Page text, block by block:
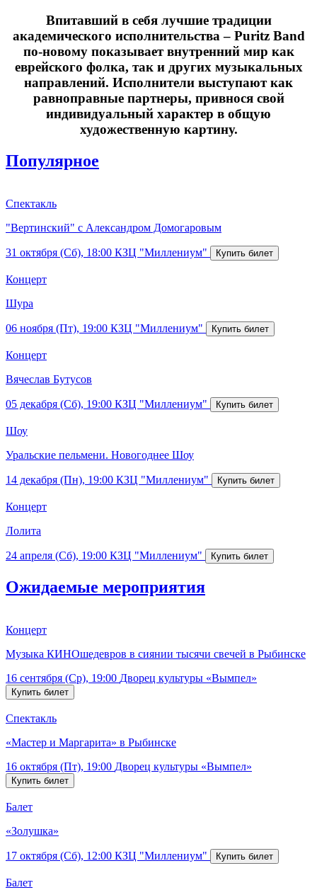
Впитавший в себя лучшие традиции
академического исполнительства – Puritz Band
по-новому показывает внутренний мир как
еврейского фолка, так и других музыкальных
направлений. Исполнители выступают как
равноправные партнеры, привнося свой
индивидуальный характер в общую
художественную картину.
Популярное
Спектакль
"Вертинский" с Александром Домогаровым
31 октября (Сб), 18:00 КЗЦ "Миллениум"
Концерт
Шура
06 ноября (Пт), 19:00 КЗЦ "Миллениум"
Концерт
Вячеслав Бутусов
05 декабря (Сб), 19:00 КЗЦ "Миллениум"
Шоу
Уральские пельмени. Новогоднее Шоу
14 декабря (Пн), 19:00 КЗЦ "Миллениум"
Концерт
Лолита
24 апреля (Сб), 19:00 КЗЦ "Миллениум"
Ожидаемые мероприятия
Концерт
Музыка КИНОшедевров в сиянии тысячи свечей в Рыбинске
16 сентября (Ср), 19:00 Дворец культуры «Вымпел»
Спектакль
«Мастер и Маргарита» в Рыбинске
16 октября (Пт), 19:00 Дворец культуры «Вымпел»
Балет
«Золушка»
17 октября (Сб), 12:00 КЗЦ "Миллениум"
Балет